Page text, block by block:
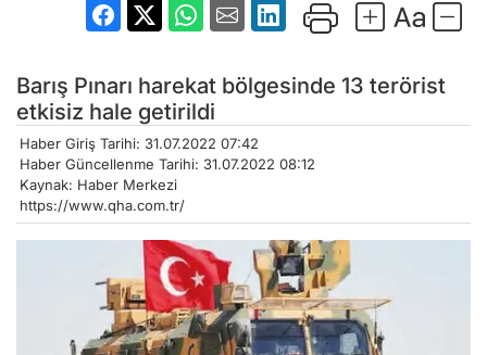
Barış Pınarı harekat bölgesinde 13 terörist
etkisiz hale getirildi
Haber Giriş Tarihi: 31.07.2022 07:42
Haber Güncellenme Tarihi: 31.07.2022 08:12
Kaynak: Haber Merkezi
https://www.qha.com.tr/